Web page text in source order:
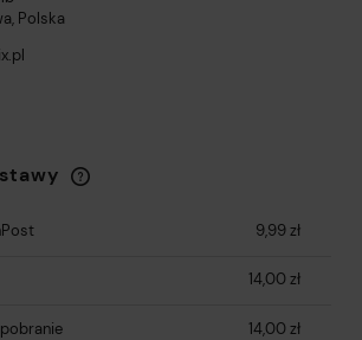
Polska
zawiera ewentualnych kosztów
9,99 zł
14,00 zł
14,00 zł